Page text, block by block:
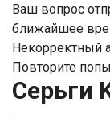
Ваш вопрос
ближайшее
Некорректный
Повторите
Серьги